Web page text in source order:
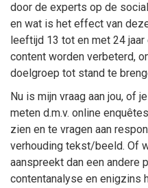
door de experts op de
en wat is het effect van
leeftijd 13 tot en met 24
content worden verbeterd,
doelgroep tot stand te
Nu is mijn vraag aan jou, of
meten d.m.v. online
zien en te vragen aan
verhouding tekst/beeld. Of
aanspreekt dan een andere
contentanalyse en enigzins